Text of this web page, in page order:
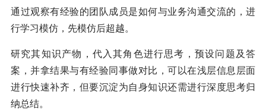
通过观察有经验的团队成员是如何与业务沟通交流的，进
行学习模仿，先模仿后超越。
研究其知识产物，代入其角色进行思考，预设问题及答
案，并拿结果与有经验同事做对比，可以在浅层信息层面
进行快速补齐，但要沉淀为自身知识还需进行深度思考归
纳总结。